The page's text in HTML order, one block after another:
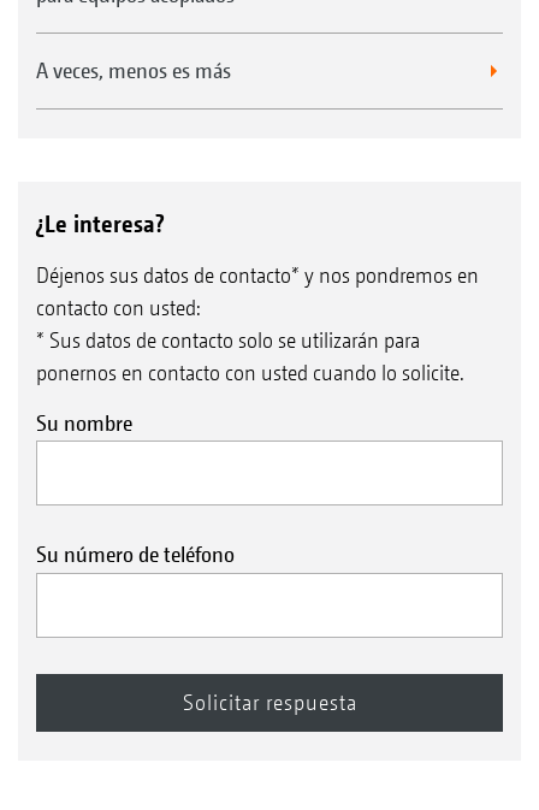
A veces, menos es más
¿Le interesa?
Déjenos sus datos de contacto* y nos pondremos en
contacto con usted:
* Sus datos de contacto solo se utilizarán para
ponernos en contacto con usted cuando lo solicite.
Su nombre
Su número de teléfono